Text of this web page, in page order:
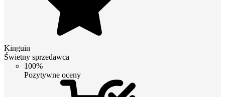
Kinguin
Świetny sprzedawca
100%
Pozytywne oceny